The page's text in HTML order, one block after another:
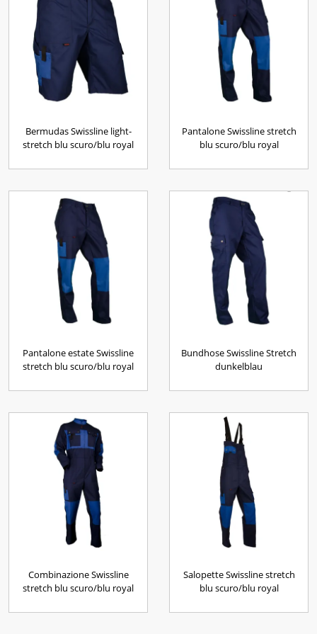
Bermudas Swissline light-
stretch blu scuro/blu royal
Pantalone Swissline stretch
blu scuro/blu royal
Pantalone estate Swissline
stretch blu scuro/blu royal
Bundhose Swissline Stretch
dunkelblau
Combinazione Swissline
stretch blu scuro/blu royal
Salopette Swissline stretch
blu scuro/blu royal